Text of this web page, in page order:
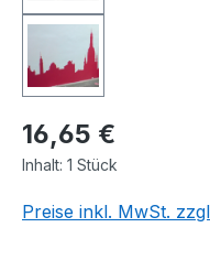
16,65 €
Inhalt: 1 Stück
Preise inkl. MwSt.